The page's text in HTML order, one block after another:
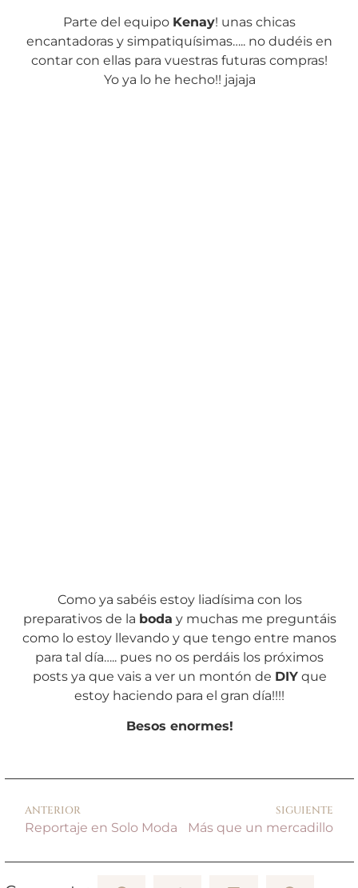
Parte del equipo Kenay! unas chicas
encantadoras y simpatiquísimas….. no dudéis en
contar con ellas para vuestras futuras compras!
Yo ya lo he hecho!! jajaja
Como ya sabéis estoy liadísima con los
preparativos de la boda y muchas me preguntáis
como lo estoy llevando y que tengo entre manos
para tal día….. pues no os perdáis los próximos
posts ya que vais a ver un montón de DIYque
estoy haciendo para el gran día!!!!
Besos enormes!
ANTERIOR
Reportaje en Solo Moda
SIGUIENTE
Más que un mercadillo